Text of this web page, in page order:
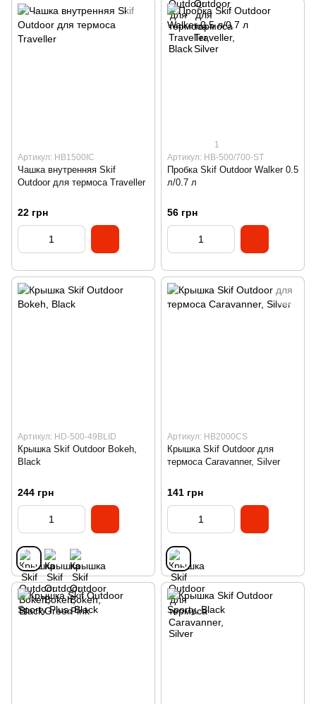
Артикул: HB1500IC
Чашка внутренняя Skif
Outdoor для термоса Traveller
22 грн
1
Артикул: HB-500/700-ST
Пробка Skif Outdoor Walker 0.5
л/0.7 л
56 грн
Артикул: HD-500-49BLID
Крышка Skif Outdoor Bokeh,
Black
244 грн
Артикул: HB2000CS
Крышка Skif Outdoor для
термоса Caravanner, Silver
141 грн